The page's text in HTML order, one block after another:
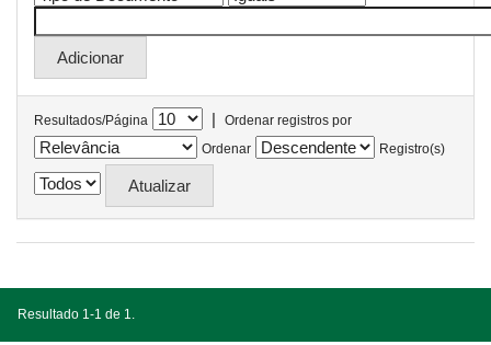
Resultados/Página |
Ordenar registros por
Ordenar
Registro(s)
Resultado 1-1 de 1.